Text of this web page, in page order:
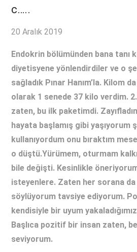
c…..
20 Aralık 2019
Endokrin bölümünden bana tanı
diyetisyene yönlendirdiler ve o
sağladık Pınar Hanım’la. Kilom
olarak 1 senede 37 kilo verdim.
zaten, bu ilk paketimdi.
hayata başlamış gibi yaşıyorum
kullanıyordum onu bıraktım
o düştü.Yürümem, oturmam
bile değişti. Kesinlikle
isteyenlere. Zaten her sorana
söylüyorum tavsiye ediyorum.
kendisiyle bir uyum
Başlıca pozitif bir insan zaten,
seviyorum.